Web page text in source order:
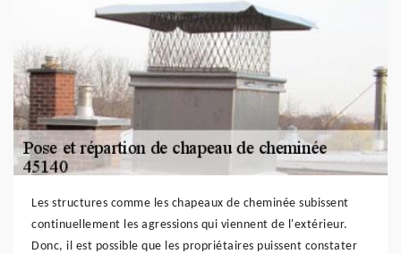
Les structures comme les chapeaux de cheminée subissent
continuellement les agressions qui viennent de l'extérieur.
Donc, il est possible que les propriétaires puissent constater